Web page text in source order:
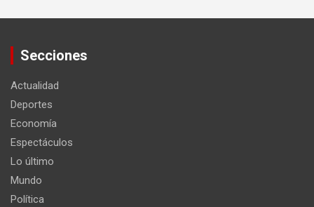
Secciones
Actualidad
Deportes
Economía
Espectáculos
Lo último
Mundo
Política